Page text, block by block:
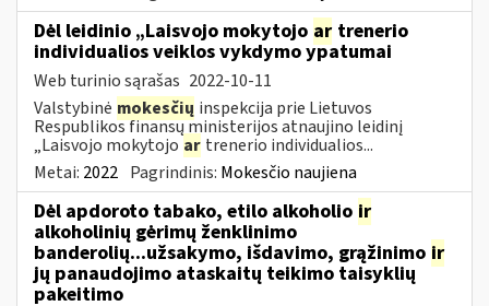
Dėl leidinio „Laisvojo mokytojo ar trenerio
individualios veiklos vykdymo ypatumai
Web turinio sąrašas 2022-10-11
Valstybinė mokesčių inspekcija prie Lietuvos
Respublikos finansų ministerijos atnaujino leidinį
„Laisvojo mokytojo ar trenerio individualios...
Metai: 2022 Pagrindinis: Mokesčio naujiena
Dėl apdoroto tabako, etilo alkoholio ir
alkoholinių gėrimų ženklinimo
banderolių...užsakymo, išdavimo, grąžinimo ir
jų panaudojimo ataskaitų teikimo taisyklių
pakeitimo